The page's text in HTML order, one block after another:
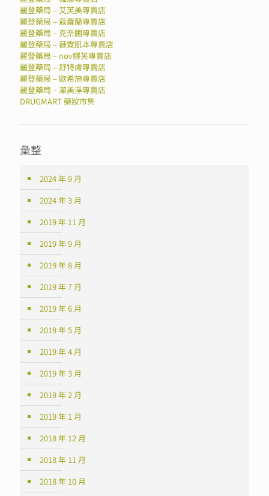
麗登藥局 – 艾芙美專賣店
麗登藥局 – 蔻蘿蘭專賣店
麗登藥局 – 克奈圃專賣店
麗登藥局 – 薇霓肌本專賣店
麗登藥局 – nov娜芙專賣店
麗登藥局 – 舒特膚專賣店
麗登藥局 – 歐希施專賣店
麗登藥局 – 潔美淨專賣店
DRUGMART 藥妝市集
彙整
2024 年 9 月
2024 年 3 月
2019 年 11 月
2019 年 9 月
2019 年 8 月
2019 年 7 月
2019 年 6 月
2019 年 5 月
2019 年 4 月
2019 年 3 月
2019 年 2 月
2019 年 1 月
2018 年 12 月
2018 年 11 月
2018 年 10 月